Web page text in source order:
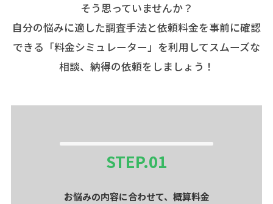
そう思っていませんか？
自分の悩みに適した調査手法と依頼料金を事前に確認
できる「料金シミュレーター」を利用してスムーズな
相談、納得の依頼をしましょう！
STEP.01
お悩みの内容に合わせて、概算料金